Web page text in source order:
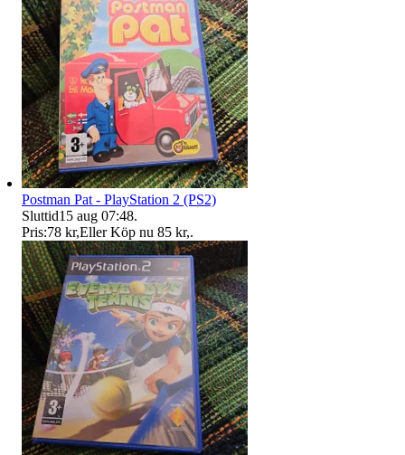
Postman Pat - PlayStation 2 (PS2)
Sluttid15 aug 07:48.
Pris:78 kr,Eller Köp nu 85 kr,.